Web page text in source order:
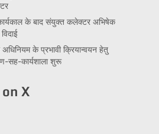
के बाद संयुक्त कलेक्टर अभिषेक
के प्रभावी क्रियान्वयन हेतु
सह-कार्यशाला शुरू
X